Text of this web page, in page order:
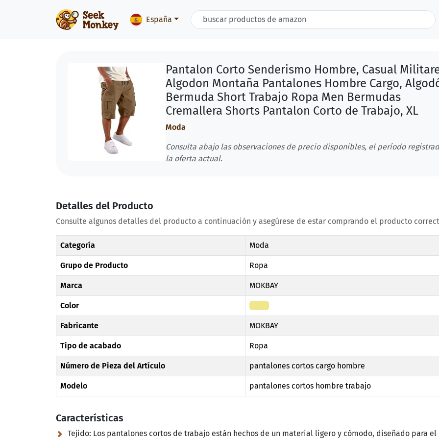
España
Pantalon Corto Senderismo Hombre, Casual
Algodon Montaña Pantalones Hombre Cargo,
Bermuda Short Trabajo Ropa Men Bermudas
Cremallera Shorts Pantalon Corto de Trabajo, XL
Moda
Consulta abajo las observaciones de precio disponibles, el período
la oferta actual.
Detalles del Producto
Consulte algunos detalles del producto a continuación y asegúrese de estar comprando el producto
Categoría Moda
Grupo de Producto Ropa
Marca MOKBAY
Color Khaki
Fabricante MOKBAY
Tipo de acabado Ropa
Número de Pieza del Artículo pantalones cortos cargo hombre
Modelo pantalones cortos hombre trabajo
Características
Tejido: Los pantalones cortos de trabajo están hechos de un material ligero y cómodo, diseñado para el